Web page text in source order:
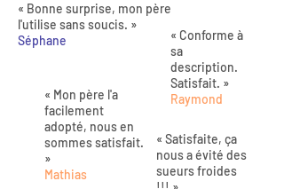
« Bonne surprise, mon père
l'utilise sans soucis. »
Séphane
« Mon père l'a
facilement
adopté, nous en
sommes satisfait.
»
Mathias
« Conforme à
sa
description.
Satisfait. »
Raymond
« Satisfaite, ça
nous a évité des
sueurs froides